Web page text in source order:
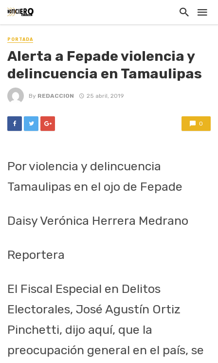
PORTADA
Alerta a Fepade violencia y
delincuencia en Tamaulipas
By REDACCION 25 abril, 2019
0
Por violencia y delincuencia
Tamaulipas en el ojo de Fepade
Daisy Verónica Herrera Medrano
Reportera
El Fiscal Especial en Delitos
Electorales, José Agustín Ortiz
Pinchetti, dijo aquí, que la
preocupación general en el país, se